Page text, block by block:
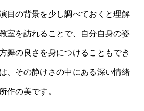
目の背景を少し調べておくと理解
室を訪れることで、自分自身の姿
舞の良さを身につけることもでき
、その静けさの中にある深い情緒
作の美です。